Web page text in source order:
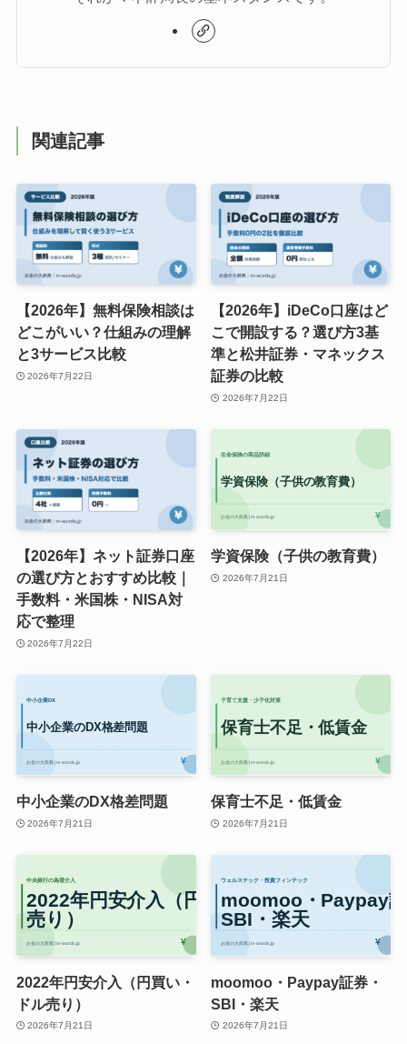
関連記事
【2026年】無料保険相談は
どこがいい？仕組みの理解
と3サービス比較
2026年7月22日
【2026年】iDeCo口座はど
こで開設する？選び方3基
準と松井証券・マネックス
証券の比較
2026年7月22日
【2026年】ネット証券口座
の選び方とおすすめ比較｜
手数料・米国株・NISA対
応で整理
2026年7月22日
学資保険（子供の教育費）
2026年7月21日
中小企業のDX格差問題
2026年7月21日
保育士不足・低賃金
2026年7月21日
2022年円安介入（円買い・
ドル売り）
2026年7月21日
moomoo・Paypay証券・
SBI・楽天
2026年7月21日